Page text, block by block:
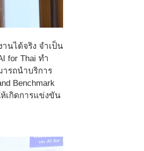
นได้จริง จำเป็น
for Thai ทำ
ารถนำบริการ
Benchmark
เกิดการแข่งขัน